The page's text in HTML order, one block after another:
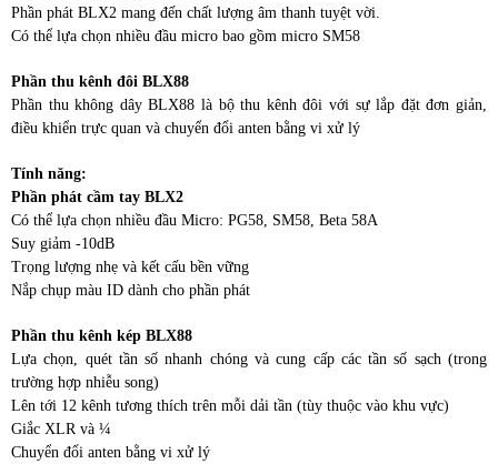
Phần phát BLX2 mang đến chất lượng âm thanh tuyệt vời.
Có thể lựa chọn nhiều đầu micro bao gồm micro SM58
Phần thu kênh đôi BLX88
Phần thu không dây BLX88 là bộ thu kênh đôi với sự lắp đặt đơn giản,
điều khiển trực quan và chuyển đổi anten bằng vi xử lý
Tính năng:
Phần phát cầm tay BLX2
Có thể lựa chọn nhiều đầu Micro: PG58, SM58, Beta 58A
Suy giảm -10dB
Trọng lượng nhẹ và kết cấu bền vững
Nắp chụp màu ID dành cho phần phát
Phần thu kênh kép BLX88
Lựa chọn, quét tần số nhanh chóng và cung cấp các tần số sạch (trong
trường hợp nhiễu song)
Lên tới 12 kênh tương thích trên mỗi dải tần (tùy thuộc vào khu vực)
Giắc XLR và ¼
Chuyển đổi anten bằng vi xử lý